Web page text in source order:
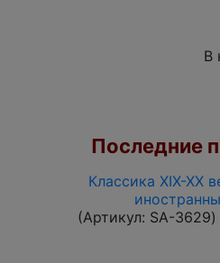
В
Последние
Классика XIX-XX
(Артикул: SA-3629)